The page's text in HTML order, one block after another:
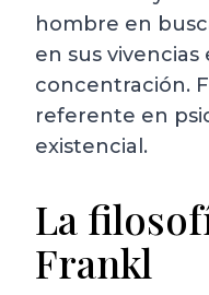
hombre en
en sus
concentración.
referente en
existencial.
La
Frankl